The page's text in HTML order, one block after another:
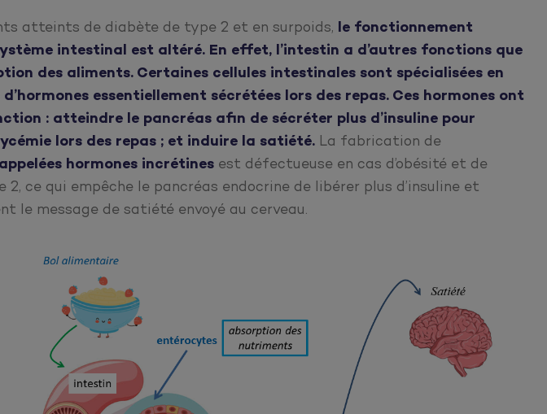
atteints de diabète de type 2 et en surpoids, le fonctionnement
intestinal est altéré. En effet, l’intestin a d’autres fonctions que
des aliments. Certaines cellules intestinales sont spécialisées en
essentiellement sécrétées lors des repas. Ces hormones ont
: atteindre le pancréas afin de sécréter plus d’insuline pour
lors des repas ; et induire la satiété. La fabrication de
hormones incrétines est défectueuse en cas d’obésité et de
2, ce qui empêche le pancréas endocrine de libérer plus d’insuline et
le message de satiété envoyé au cerveau.